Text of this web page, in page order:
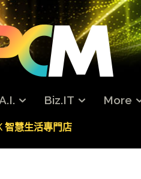
Biz.IT More
智慧生活專門店